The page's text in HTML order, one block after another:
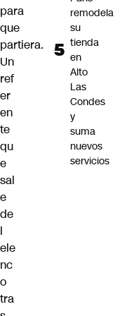
para
que
partiera.
Un
ref
er
en
te
qu
e
sal
e
de
l
ele
nc
o
tra
remodela
su
tienda
en
Alto
Las
Condes
y
suma
nuevos
servicios